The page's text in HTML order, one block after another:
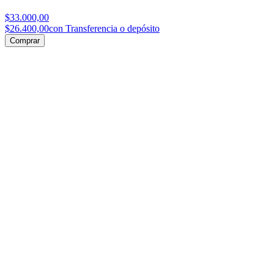
$33.000,00
$26.400,00con Transferencia o depósito
Comprar